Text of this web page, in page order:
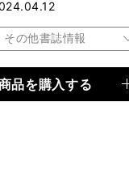
その他書誌情報
書籍
品を購入する